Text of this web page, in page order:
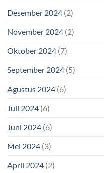
Desember 2024 (2)
November 2024 (2)
Oktober 2024 (7)
September 2024 (5)
Agustus 2024 (6)
Juli 2024 (6)
Juni 2024 (6)
Mei 2024 (3)
April 2024 (2)